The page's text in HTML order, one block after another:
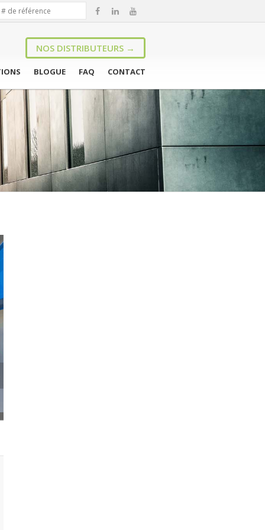
NOS DISTRIBUTEURS →
BLOGUE FAQ CONTACT